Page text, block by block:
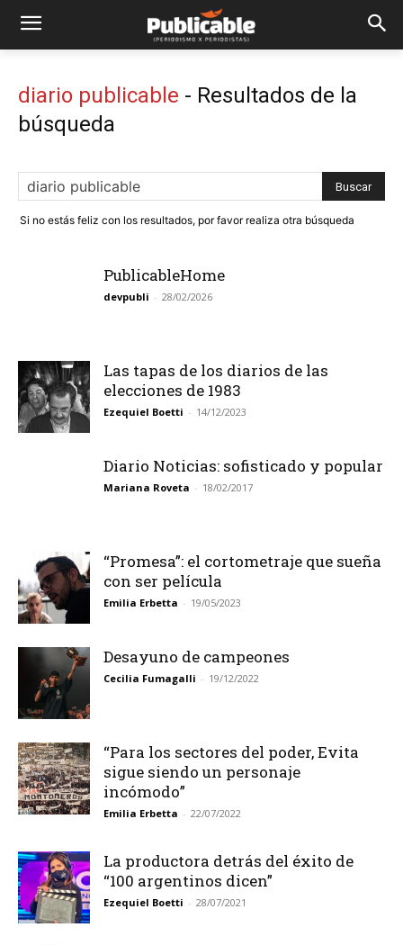
diario publicable - Resultados de la
búsqueda
Si no estás feliz con los resultados, por favor realiza otra búsqueda
PublicableHome
devpubli - 28/02/2026
Las tapas de los diarios de las
elecciones de 1983
Ezequiel Boetti - 14/12/2023
Diario Noticias: sofisticado y popular
Mariana Roveta - 18/02/2017
“Promesa”: el cortometraje que sueña
con ser película
Emilia Erbetta - 19/05/2023
Desayuno de campeones
Cecilia Fumagalli - 19/12/2022
“Para los sectores del poder, Evita
sigue siendo un personaje
incómodo”
Emilia Erbetta - 22/07/2022
La productora detrás del éxito de
“100 argentinos dicen”
Ezequiel Boetti - 28/07/2021